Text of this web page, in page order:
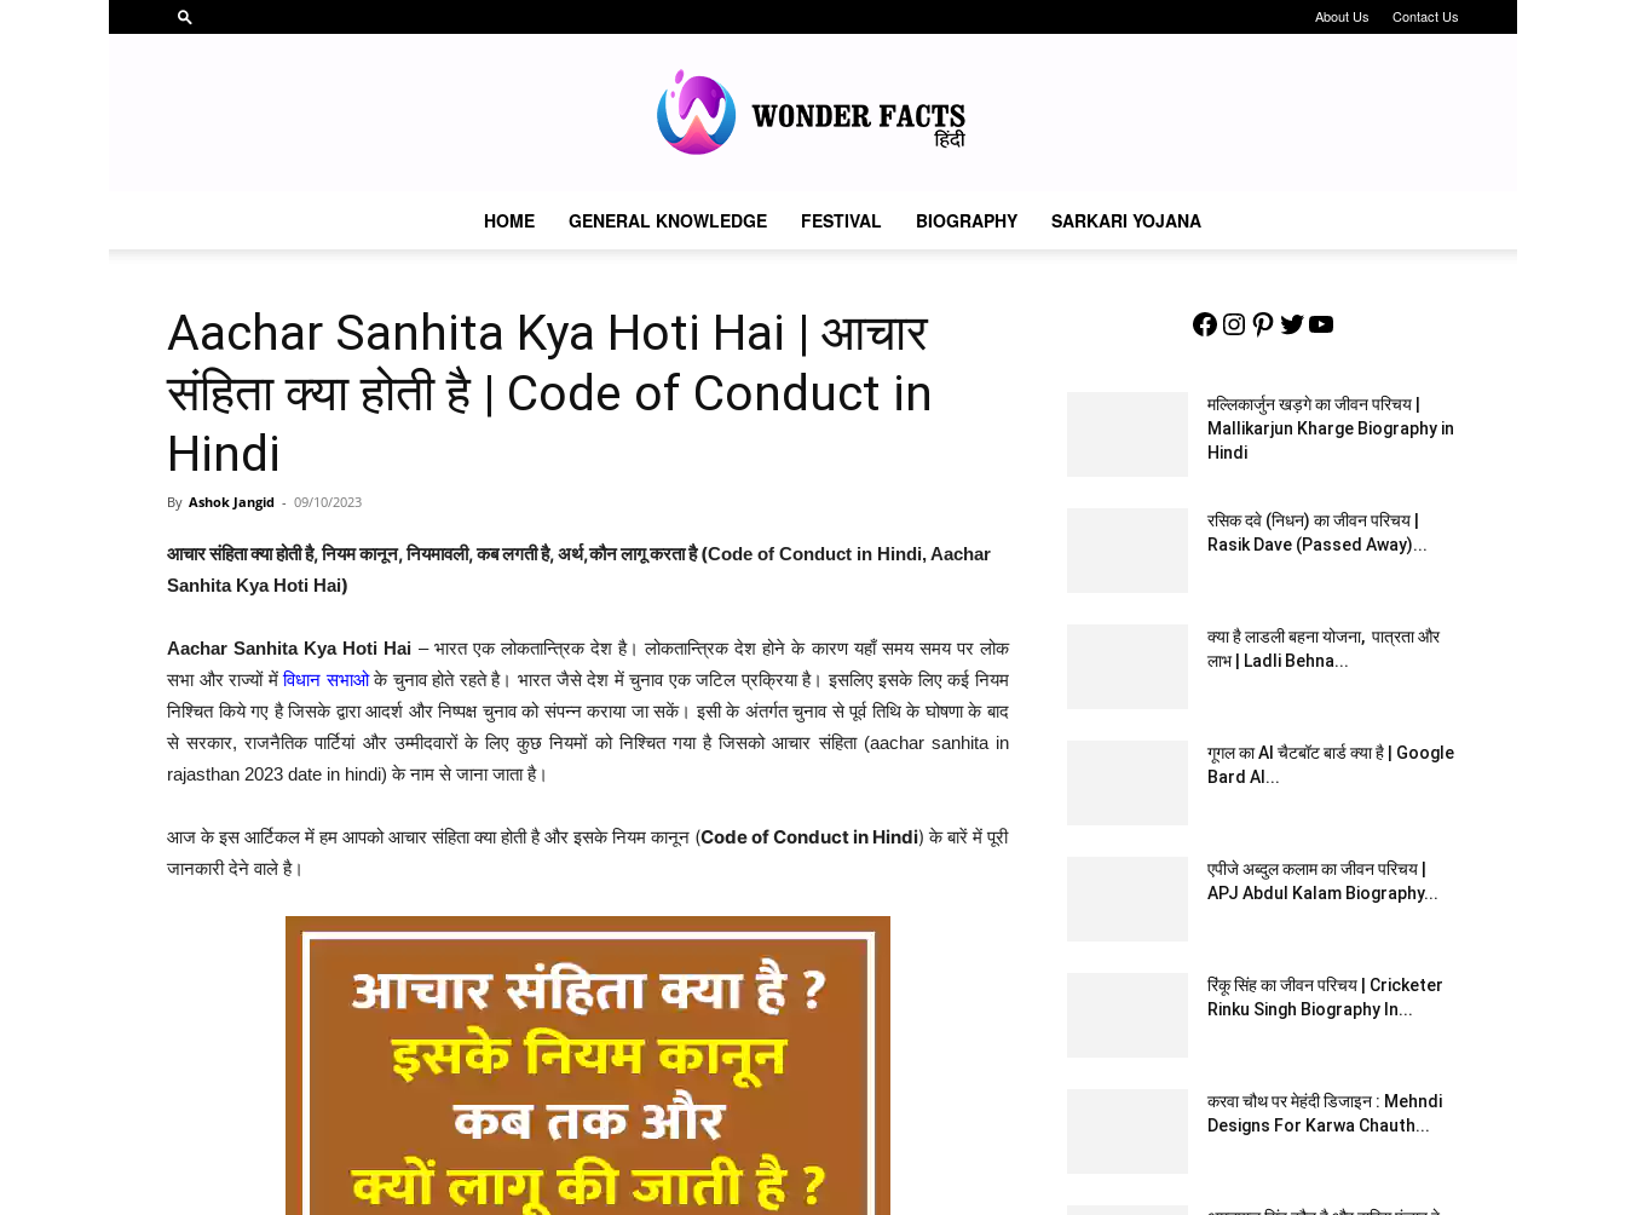
About Us Contact Us
Facts
Hindi
HOME GENERAL KNOWLEDGE FESTIVAL BIOGRAPHY SARKARI YOJANA
Aachar Sanhita Kya Hoti Hai | आचार
संहिता क्या होती है | Code of Conduct in
Hindi
By Ashok Jangid - 09/10/2023
आचार संहिता क्या होती है, नियम कानून, नियमावली, कब लगती है, अर्थ,कौन लागू करता है (Code of Conduct in Hindi, Aachar
Sanhita Kya Hoti Hai)
Aachar Sanhita Kya Hoti Hai – भारत एक लोकतान्त्रिक देश है। लोकतान्त्रिक देश होने के कारण यहाँ समय समय पर लोक
सभा और राज्यों में विधान सभाओ के चुनाव होते रहते है। भारत जैसे देश में चुनाव एक जटिल प्रक्रिया है। इसलिए इसके लिए कई नियम
निश्चित किये गए है जिसके द्वारा आदर्श और निष्पक्ष चुनाव को संपन्न कराया जा सकें। इसी के अंतर्गत चुनाव से पूर्व तिथि के घोषणा के बाद
से सरकार, राजनैतिक पार्टियां और उम्मीदवारों के लिए कुछ नियमों को निश्चित गया है जिसको आचार संहिता (aachar sanhita in
rajasthan 2023 date in hindi) के नाम से जाना जाता है।
आज के इस आर्टिकल में हम आपको आचार संहिता क्या होती है और इसके नियम कानून (Code of Conduct in Hindi) के बारें में पूरी
जानकारी देने वाले है।
Facebook
Instagram
Pinterest
Twitter
YouTube
मल्लिकार्जुन खड़गे का जीवन परिचय |
Mallikarjun Kharge Biography in
Hindi
रसिक दवे (निधन) का जीवन परिचय |
Rasik Dave (Passed Away)...
क्या है लाडली बहना योजना, पात्रता और
लाभ | Ladli Behna...
गूगल का AI चैटबॉट बार्ड क्या है | Google
Bard AI...
एपीजे अब्दुल कलाम का जीवन परिचय |
APJ Abdul Kalam Biography...
रिंकू सिंह का जीवन परिचय | Cricketer
Rinku Singh Biography In...
करवा चौथ पर मेहंदी डिजाइन : Mehndi
Designs For Karwa Chauth...